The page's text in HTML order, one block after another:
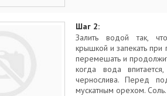
Шаг 2:
Залить водой так,
крышкой и запекать
перемешать и
когда вода
чернослива. Перед
мускатным орехом. Соль.